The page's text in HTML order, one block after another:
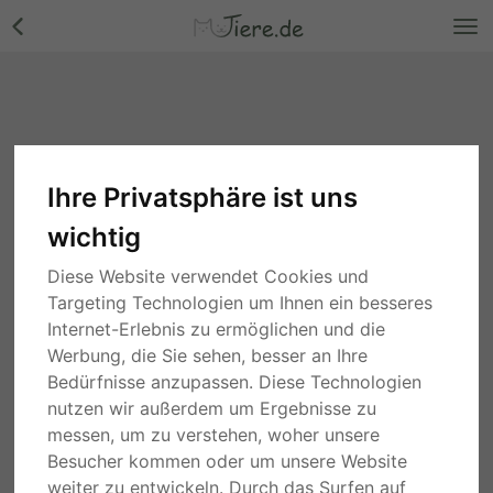
Ihre Privatsphäre ist uns
wichtig
Diese Website verwendet Cookies und
Targeting Technologien um Ihnen ein besseres
Internet-Erlebnis zu ermöglichen und die
Werbung, die Sie sehen, besser an Ihre
Bedürfnisse anzupassen. Diese Technologien
nutzen wir außerdem um Ergebnisse zu
messen, um zu verstehen, woher unsere
Besucher kommen oder um unsere Website
weiter zu entwickeln. Durch das Surfen auf
Reptilien
Bartagame Jungtier - unbekannt
Sachsen 10 Monaten
PRIVAT JUNGTIER
Testudo hermanni hermanni Jungtier -
Bayern